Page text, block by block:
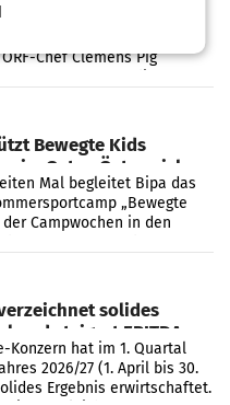
beschäftigen derzeit den
Chef Clemens Pig
Bewegte Kids
im Osten Österreichs
Mal begleitet Bipa das
„Bewegte
der Campwochen in den
solides
und steigert EBITDA
Konzern hat im 1. Quartal
2026/27 (1. April bis 30.
Ergebnis erwirtschaftet.